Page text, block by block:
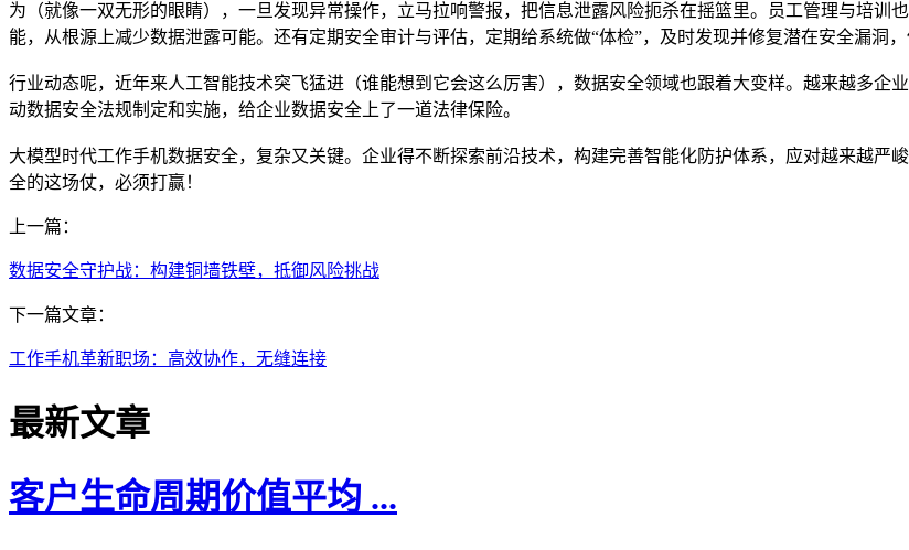
为（就像一双无形的眼睛），一旦发现异常操作，立马拉响警报，把信息泄露风险扼杀在摇篮里。员工管理与培训
能，从根源上减少数据泄露可能。还有定期安全审计与评估，定期给系统做“体检”，及时发现并修复潜在安全漏洞，
行业动态呢，近年来人工智能技术突飞猛进（谁能想到它会这么厉害），数据安全领域也跟着大变样。越来越多企
动数据安全法规制定和实施，给企业数据安全上了一道法律保险。
大模型时代工作手机数据安全，复杂又关键。企业得不断探索前沿技术，构建完善智能化防护体系，应对越来越严
全的这场仗，必须打赢！
上一篇：
数据安全守护战：构建铜墙铁壁，抵御风险挑战
下一篇文章：
工作手机革新职场：高效协作，无缝连接
最新文章
客户生命周期价值平均 ...